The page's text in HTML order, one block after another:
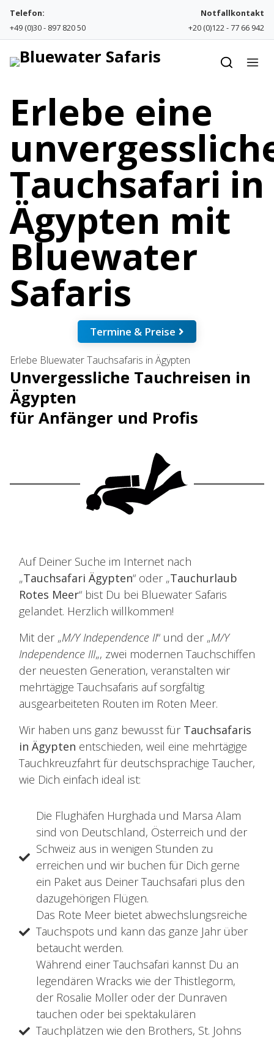
Skip to content
Telefon:
+49 (0)30 - 897 820 50
Notfallkontakt
+20 (0)122 - 77 66 942
Erlebe eine
Tauchsafari in
Ägypten mit
Bluewater
Safaris
Termine & Preise
Erlebe Bluewater Tauchsafaris in Ägypten
Unvergessliche Tauchreisen in
Ägypten
für Anfänger und Profis
Auf Deiner Suche im Internet nach
„Tauchsafari Ägypten“ oder „Tauchurlaub
Rotes Meer“ bist Du bei Bluewater Safaris
gelandet. Herzlich willkommen!
Mit der „M/Y Independence II“ und der „M/Y
Independence III„, zwei modernen Tauchschiffen
der neuesten Generation, veranstalten wir
mehrtägige Tauchsafaris auf sorgfältig
ausgearbeiteten Routen im Roten Meer.
Wir haben uns ganz bewusst für Tauchsafaris
in Ägypten entschieden, weil eine mehrtägige
Tauchkreuzfahrt für deutschsprachige Taucher,
wie Dich einfach ideal ist:
Die Flughäfen Hurghada und Marsa Alam
sind von Deutschland, Österreich und der
Schweiz aus in wenigen Stunden zu
erreichen und wir buchen für Dich gerne
ein Paket aus Deiner Tauchsafari plus den
dazugehörigen Flügen.
Das Rote Meer bietet abwechslungsreiche
Tauchspots und kann das ganze Jahr über
betaucht werden.
Während einer Tauchsafari kannst Du an
legendären Wracks wie der Thistlegorm,
der Rosalie Moller oder der Dunraven
tauchen oder bei spektakulären
Tauchplätzen wie den Brothers, St. Johns